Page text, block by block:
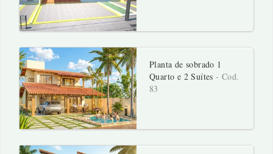
Planta de sobrado 1
Quarto e 2 Suítes- Cod.
83